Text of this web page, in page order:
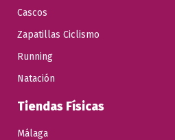
Cascos
Zapatillas Ciclismo
Running
Natación
Tiendas Físicas
Málaga